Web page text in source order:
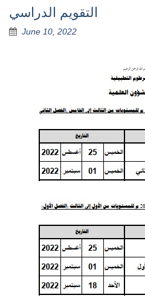
التقويم الدراسي
June 10, 2022